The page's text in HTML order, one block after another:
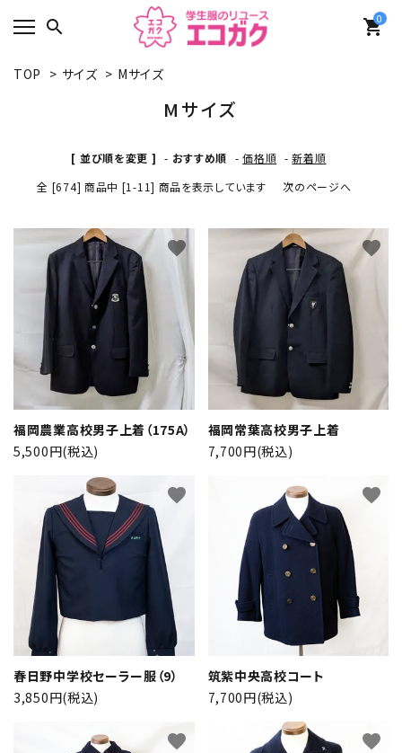
search 0
shopping_cart
TOP > サイズ > Mサイズ
Mサイズ
[ 並び順を変更 ] - おすすめ順 -価格順 -新着順
全 [674] 商品中 [1-11] 商品を表示しています
次のページへ
福岡農業高校男子上着（175A）
5,500円(税込)
favorite
福岡常葉高校男子上着
7,700円(税込)
favorite
春日野中学校セーラー服（9）
3,850円(税込)
favorite
筑紫中央高校コート
7,700円(税込)
favorite
favorite favorite